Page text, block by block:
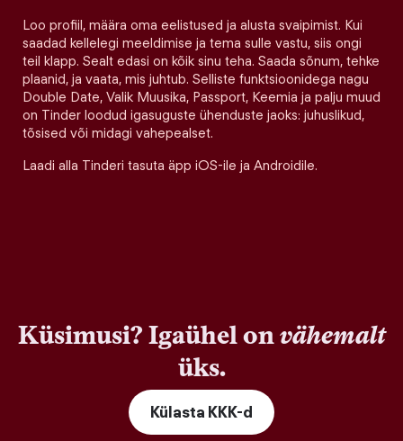
Loo profiil, määra oma eelistused ja alusta svaipimist. Kui
saadad kellelegi meeldimise ja tema sulle vastu, siis ongi
teil klapp. Sealt edasi on kõik sinu teha. Saada sõnum, tehke
plaanid, ja vaata, mis juhtub. Selliste funktsioonidega nagu
Double Date, Valik Muusika, Passport, Keemia ja palju muud
on Tinder loodud igasuguste ühenduste jaoks: juhuslikud,
tõsised või midagi vahepealset.
Laadi alla Tinderi tasuta äpp iOS-ile ja Androidile.
Küsimusi? Igaühel onvähemalt
üks.
Külasta KKK-d